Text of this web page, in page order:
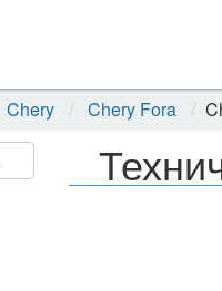
Chery Chery Fora